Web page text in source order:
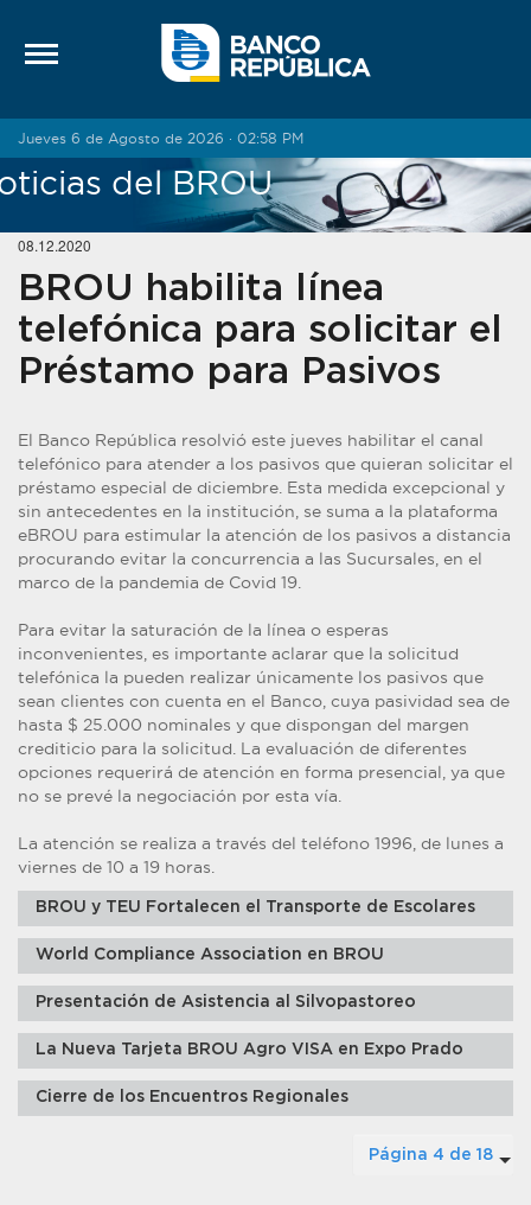
Jueves 6 de Agosto de 2026 · 02:58 PM
del BROU
08.12.2020
BROU habilita línea
telefónica para solicitar el
Préstamo para Pasivos
El Banco República resolvió este jueves habilitar el canal
telefónico para atender a los pasivos que quieran solicitar el
préstamo especial de diciembre. Esta medida excepcional y
sin antecedentes en la institución, se suma a la plataforma
eBROU para estimular la atención de los pasivos a distancia
procurando evitar la concurrencia a las Sucursales, en el
marco de la pandemia de Covid 19.
Para evitar la saturación de la línea o esperas
inconvenientes, es importante aclarar que la solicitud
telefónica la pueden realizar únicamente los pasivos que
sean clientes con cuenta en el Banco, cuya pasividad sea de
hasta $ 25.000 nominales y que dispongan del margen
crediticio para la solicitud. La evaluación de diferentes
opciones requerirá de atención en forma presencial, ya que
no se prevé la negociación por esta vía.
La atención se realiza a través del teléfono 1996, de lunes a
viernes de 10 a 19 horas.
BROU y TEU Fortalecen el Transporte de Escolares
World Compliance Association en BROU
Presentación de Asistencia al Silvopastoreo
La Nueva Tarjeta BROU Agro VISA en Expo Prado
Cierre de los Encuentros Regionales
Página 4 de 18